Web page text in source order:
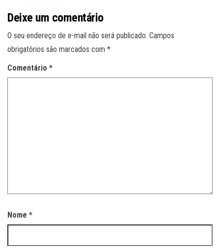
Deixe um comentário
O seu endereço de e-mail não será publicado. Campos
obrigatórios são marcados com *
Comentário *
Nome *